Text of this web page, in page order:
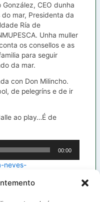
CEO dunha
mar, Presidenta da
Ría de
Unha muller
os consellos e as
para seguir
da mar.
con Don Milincho.
de pelegríns e de ir
ao play…É de
00:00
neves-